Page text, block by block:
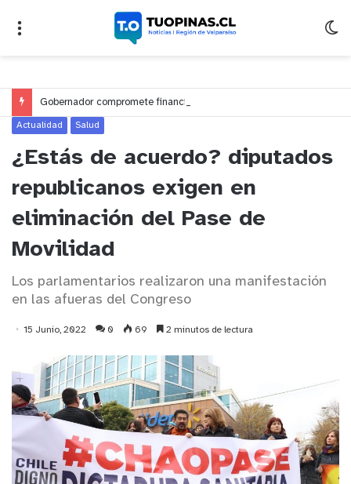
Actualidad Salud
¿Estás de acuerdo? diputados
republicanos exigen en
eliminación del Pase de
Movilidad
Los parlamentarios realizaron una manifestación
en las afueras del Congreso
15 Junio, 2022 0 69 2 minutos de lectura